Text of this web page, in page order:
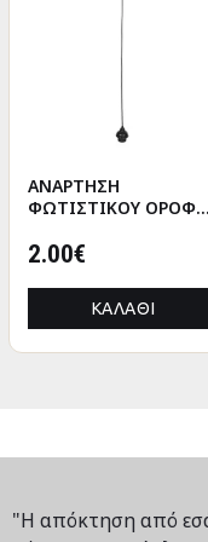
ΑΝΑΡΤΗΣΗ
ΦΩΤΙΣΤΙΚΟΥ ΟΡΟΦΗΣ
ΡΟΔΕΛΑΣ-ΜΑΥΡΟ
2.00€
ΚΑΛΆΘΙ
ANΤΑΛΛΑΚΤΙΚΑ
ΜΠΡΑΤΣΑ ΣΕΤ ΑΠΟ
20.00€
ΚΑΛΆΘΙ
"Η απόκτηση από